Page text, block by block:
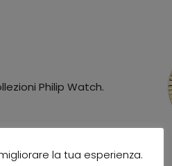
Philip Watch.
la tua esperienza.